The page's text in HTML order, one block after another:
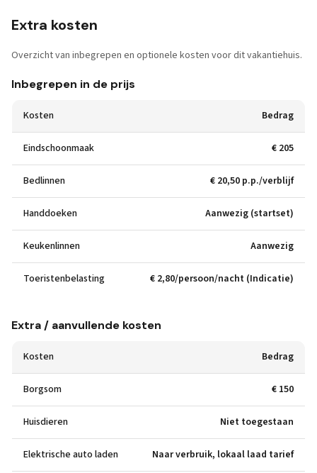
Extra kosten
Overzicht van inbegrepen en optionele kosten voor dit vakantiehuis.
Inbegrepen in de prijs
Kosten Bedrag
Eindschoonmaak € 205
Bedlinnen € 20,50 p.p./verblijf
Handdoeken Aanwezig (startset)
Keukenlinnen Aanwezig
Toeristenbelasting € 2,80/persoon/nacht (Indicatie)
Extra / aanvullende kosten
Kosten Bedrag
Borgsom € 150
Huisdieren Niet toegestaan
Elektrische auto laden Naar verbruik, lokaal laad tarief